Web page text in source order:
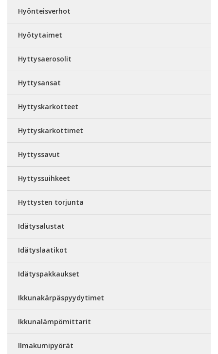
Hyönteisverhot
Hyötytaimet
Hyttysaerosolit
Hyttysansat
Hyttyskarkotteet
Hyttyskarkottimet
Hyttyssavut
Hyttyssuihkeet
Hyttysten torjunta
Idätysalustat
Idätyslaatikot
Idätyspakkaukset
Ikkunakärpäspyydytimet
Ikkunalämpömittarit
Ilmakumipyörät